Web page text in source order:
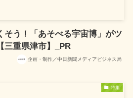
そう！「あそべる宇宙博」がツ
三重県津市】_PR
企画・制作／中日新聞メディアビジネス局
特集